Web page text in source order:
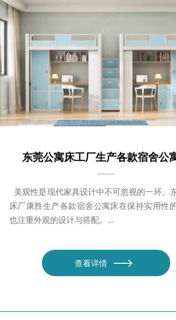
东莞公寓床工厂生产各款宿舍公
美观性是现代家具设计中不可忽视的一环。
床厂康胜生产各款宿舍公寓床在保持实用性
也注重外观的设计与搭配。...
查看详情